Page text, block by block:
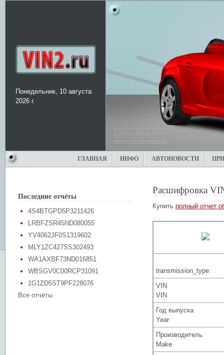
Понедельник, 10 августа
2026 г.
ГЛАВНАЯ ИНФО АВТОНОВОСТИ
Последние отчёты
4S4BTGPD5P3211426
LRBFZSR45ND080055
YV4062JF0S1319602
MLY1ZC427SS302493
WA1AXBF73ND016851
WBSGV0C00RCP31091
1G1ZD5ST9PF228076
Все отчёты
Расшифровка
Купить полный отчет
transmission_type
VIN
VIN
Год выпуска
Year
Производитель
Make